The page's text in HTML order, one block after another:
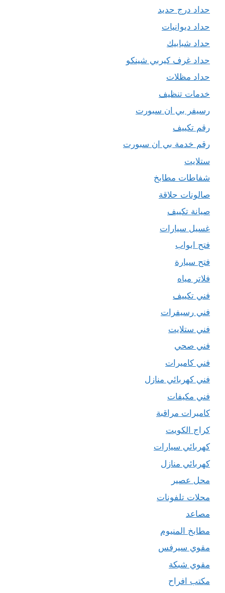
حداد درج حديد
حداد ديوانيات
حداد شبابيك
حداد غرف كيربي شينكو
حداد مظلات
خدمات تنظيف
رسيفر بي ان سبورت
رقم تكييف
رقم خدمة بي ان سبورت
ستلايت
شفاطات مطابخ
صالونات حلاقة
صيانة تكييف
غسيل سيارات
فتح ابواب
فتح سيارة
فلاتر مياه
فني تكييف
فني رسيفرات
فني ستلايت
فني صحي
فني كاميرات
فني كهربائي منازل
فني مكيفات
كاميرات مراقبة
كراج الكويت
كهربائي سيارات
كهربائي منازل
محل عصير
محلات تلفونات
مصاعد
مطابخ المنيوم
مقوي سيرفس
مقوي شبكة
مكتب افراح